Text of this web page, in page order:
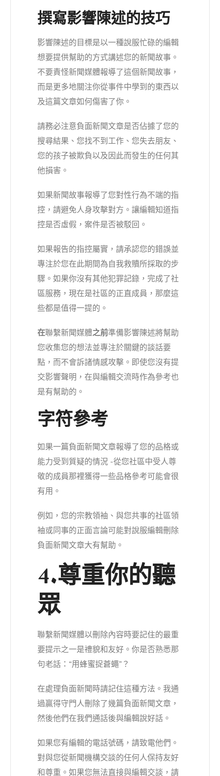
撰寫影響陳述的技巧
影響陳述的目標是以一種說服忙碌的編輯
想要提供幫助的方式講述您的新聞故事。
不要責怪新聞媒體報導了這個新聞故事，
而是更多地關注你從事件中學到的東西以
及這篇文章如何傷害了你。
請務必注意負面新聞文章是否佔據了您的
搜尋結果、您找不到工作、您失去朋友、
您的孩子被欺負以及因此而發生的任何其
他損害。
如果新聞故事報導了您對性行為不端的指
控，請避免人身攻擊對方。讓編輯知道指
控是否虛假，案件是否被駁回。
如果報告的指控屬實，請承認您的錯誤並
專注於您在此期間為自我救贖所採取的步
驟。如果你沒有其他犯罪記錄，完成了社
區服務，現在是社區的正直成員，那麼這
些都是值得一提的。
在聯繫新聞媒體之前準備影響陳述將幫助
您收集您的想法並專注於關鍵的談話要
點，而不會訴諸情感攻擊。即使您沒有提
交影響聲明，在與編輯交流時作為參考也
是有幫助的。
字符參考
如果一篇負面新聞文章報導了您的品格或
能力受到質疑的情況 -從您社區中受人尊
敬的成員那裡獲得一些品格參考可能會很
有用。
例如，您的宗教領袖、與您共事的社區領
袖或同事的正面言論可能對說服編輯刪除
負面新聞文章大有幫助。
4.尊重你的聽
眾
聯繫新聞媒體以刪除內容時要記住的最重
要提示之一是禮貌和友好。你是否熟悉那
句老話：“用蜂蜜捉蒼蠅”？
在處理負面新聞時請記住這種方法。我通
過贏得守門人刪除了幾篇負面新聞文章，
然後他們在我們通話後與編輯說好話。
如果您有編輯的電話號碼，請致電他們。
對與您從新聞機構交談的任何人保持友好
和尊重。如果您無法直接與編輯交談，請